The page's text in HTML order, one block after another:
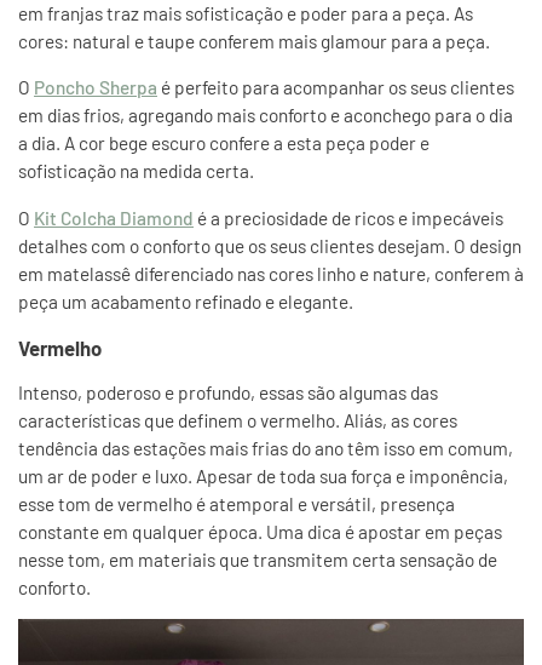
em franjas traz mais sofisticação e poder para a peça. As
cores: natural e taupe conferem mais glamour para a peça.
O Poncho Sherpa é perfeito para acompanhar os seus clientes
em dias frios, agregando mais conforto e aconchego para o dia
a dia. A cor bege escuro confere a esta peça poder e
sofisticação na medida certa.
O Kit Colcha Diamond é a preciosidade de ricos e impecáveis
detalhes com o conforto que os seus clientes desejam. O design
em matelassê diferenciado nas cores linho e nature, conferem à
peça um acabamento refinado e elegante.
Vermelho
Intenso, poderoso e profundo, essas são algumas das
características que definem o vermelho. Aliás, as cores
tendência das estações mais frias do ano têm isso em comum,
um ar de poder e luxo. Apesar de toda sua força e imponência,
esse tom de vermelho é atemporal e versátil, presença
constante em qualquer época. Uma dica é apostar em peças
nesse tom, em materiais que transmitem certa sensação de
conforto.